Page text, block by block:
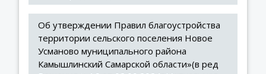
Об утверждении Правил благоустройства
территории сельского поселения Новое
Усманово муниципального района
Камышлинский Самарской области»(в ред